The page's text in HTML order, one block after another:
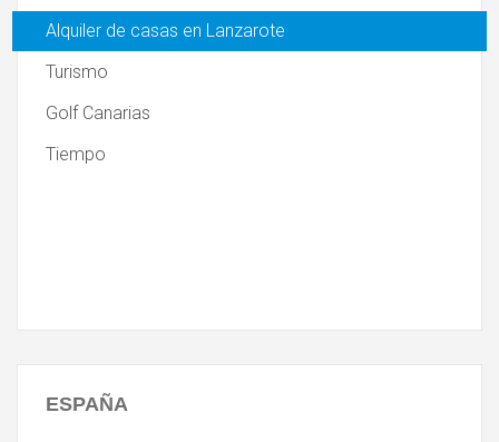
Alquiler de casas en Lanzarote
Turismo
Golf Canarias
Tiempo
ESPAÑA